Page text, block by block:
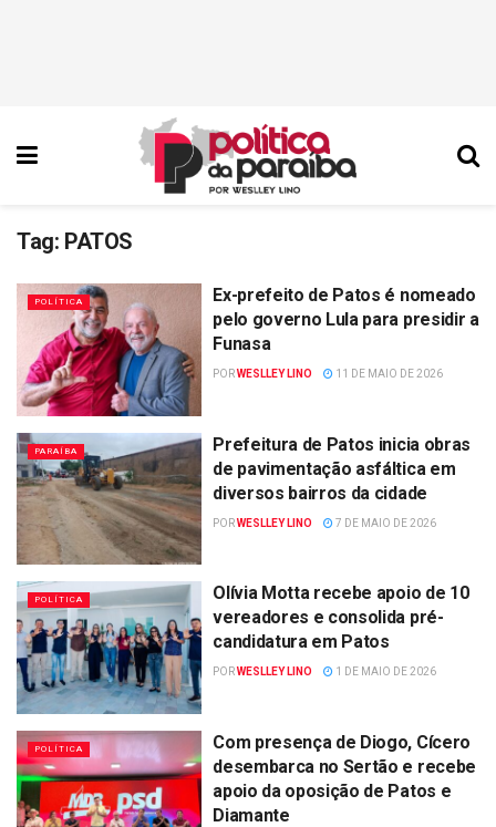
Tag: PATOS
POLÍTICA
Ex-prefeito de Patos é nomeado
pelo governo Lula para presidir a
Funasa
PORWESLLEY LINO 11 DE MAIO DE 2026
PARAÍBA
Prefeitura de Patos inicia obras
de pavimentação asfáltica em
diversos bairros da cidade
PORWESLLEY LINO 7 DE MAIO DE 2026
POLÍTICA
Olívia Motta recebe apoio de 10
vereadores e consolida pré-
candidatura em Patos
PORWESLLEY LINO 1 DE MAIO DE 2026
POLÍTICA
Com presença de Diogo, Cícero
desembarca no Sertão e recebe
apoio da oposição de Patos e
Diamante